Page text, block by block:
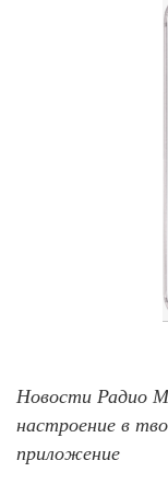
Новости Радио
настроение в
приложение